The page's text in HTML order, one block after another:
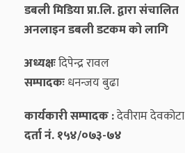
डबली मिडिया प्रा.लि. द्वारा संचालित
अनलाइन डबली डटकम को लागि
अध्यक्षःदिपेन्द्र रावल
सम्पादकःधनन्‍जय बुढा
कार्यकारी सम्पादक :देवीराम देवकोटा
दर्ता नं. १५४/०७३-७४